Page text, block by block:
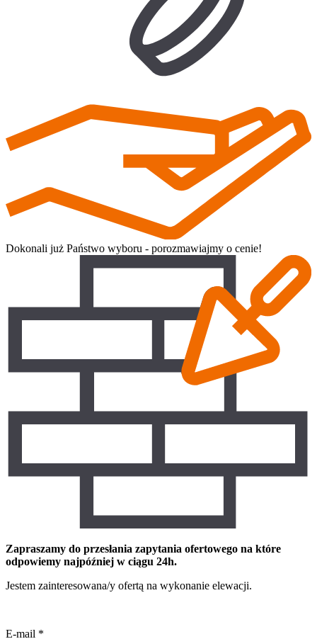
Dokonali już Państwo wyboru - porozmawiajmy o cenie!
Zapraszamy do przesłania zapytania ofertowego na które
odpowiemy najpóźniej w ciągu 24h.
Jestem zainteresowana/y ofertą na wykonanie elewacji.
E-mail *